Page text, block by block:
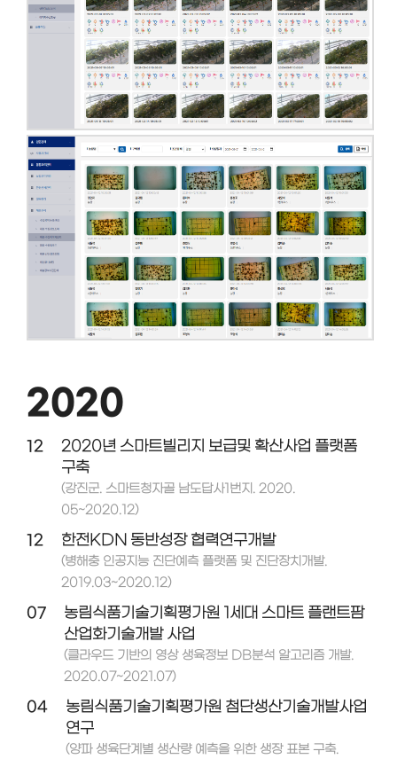
2020
12
2020년 스마트빌리지 보급및 확산사업 플랫폼
구축
(강진군. 스마트청자골 남도답사1번지. 2020.
05~2020.12)
12 한전KDN 동반성장 협력연구개발
(병해충 인공지능 진단예측 플랫폼 및 진단장치개발.
2019.03~2020.12)
07
농림식품기술기획평가원 1세대 스마트 플랜트팜
산업화기술개발 사업
(클라우드 기반의 영상 생육정보 DB분석 알고리즘 개발.
2020.07~2021.07)
04
농림식품기술기획평가원 첨단생산기술개발사업
연구
(양파 생육단계별 생산량 예측을 위한 생장 표본 구축.